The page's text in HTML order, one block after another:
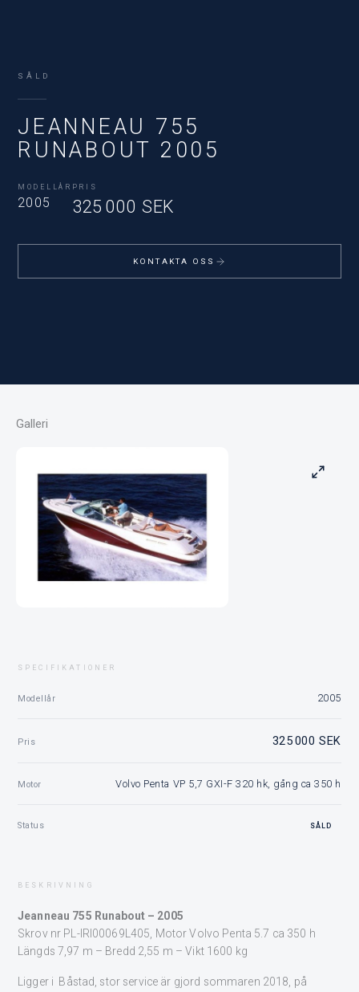
SÅLD
JEANNEAU 755
RUNABOUT 2005
MODELLÅR
2005
PRIS
325 000 SEK
KONTAKTA OSS
Galleri
SPECIFIKATIONER
Modellår 2005
Pris 325 000 SEK
Motor Volvo Penta VP 5,7 GXI-F 320 hk, gång ca 350 h
Status SÅLD
BESKRIVNING
Jeanneau 755 Runabout – 2005
Skrov nr PL-IRI00069L405, Motor Volvo Penta 5.7 ca 350 h
Längds 7,97 m – Bredd 2,55 m – Vikt 1600 kg
Ligger i Båstad, stor service är gjord sommaren 2018, på